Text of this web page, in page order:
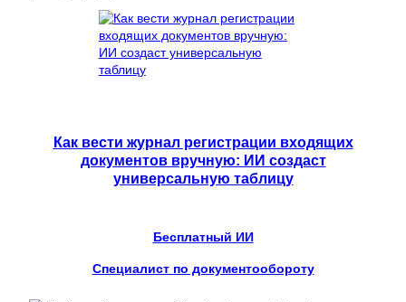
Как вести журнал регистрации входящих
документов вручную: ИИ создаст
универсальную таблицу
Бесплатный ИИ
Специалист по документообороту